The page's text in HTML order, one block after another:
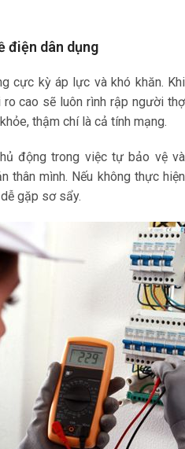
điện dân dụng
cực kỳ áp lực và khó khăn. Khi
cao sẽ luôn rình rập người thợ
thậm chí là cả tính mạng.
động trong việc tự bảo vệ và
thân mình. Nếu không thực hiện
gặp sơ sẩy.